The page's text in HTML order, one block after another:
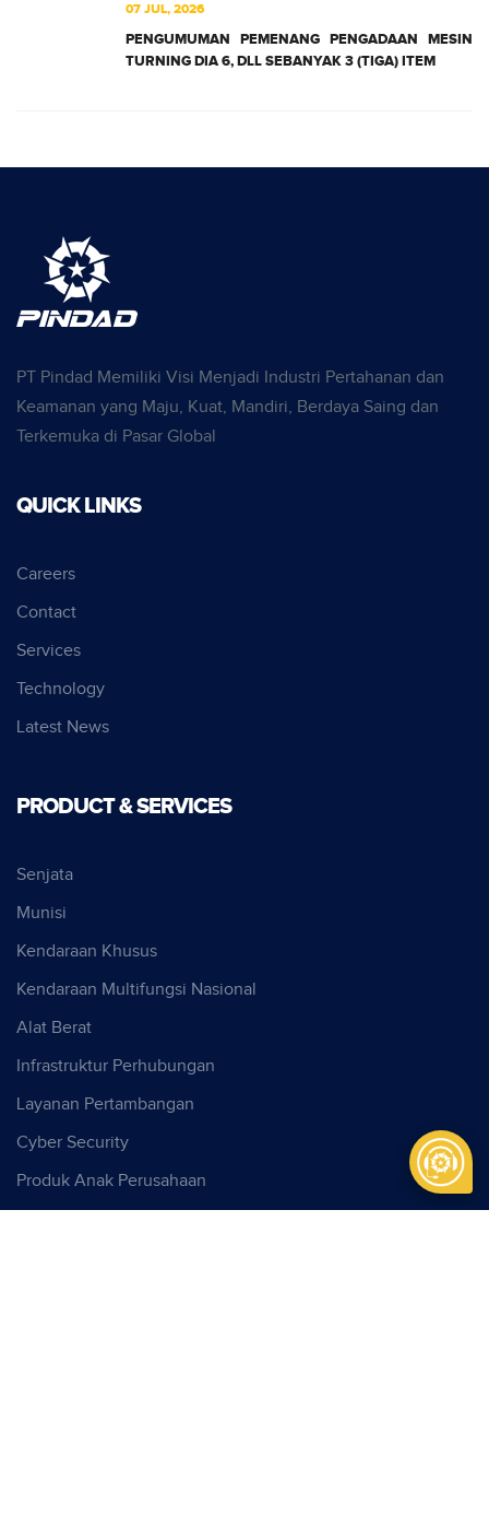
07 JUL, 2026
PENGUMUMAN PEMENANG PENGADAAN MESIN
TURNING DIA 6, DLL SEBANYAK 3 (TIGA) ITEM
PT Pindad Memiliki Visi Menjadi Industri Pertahanan dan
Keamanan yang Maju, Kuat, Mandiri, Berdaya Saing dan
Terkemuka di Pasar Global
QUICK LINKS
Careers
Contact
Services
Technology
Latest News
PRODUCT & SERVICES
Senjata
Munisi
Kendaraan Khusus
Kendaraan Multifungsi Nasional
Alat Berat
Infrastruktur Perhubungan
Layanan Pertambangan
Cyber Security
Produk Anak Perusahaan